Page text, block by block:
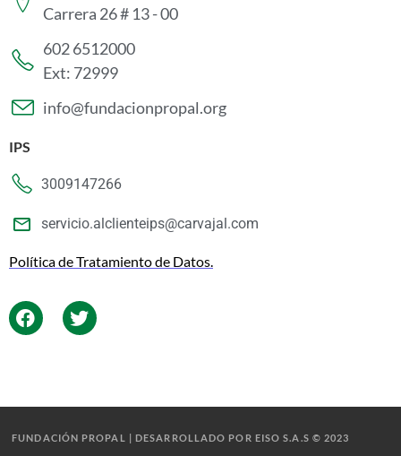
Carrera 26 # 13 - 00
602 6512000
Ext: 72999
info@fundacionpropal.org
IPS
3009147266
servicio.alclienteips@carvajal.com
Política de Tratamiento de Datos.
FUNDACIÓN PROPAL | DESARROLLADO POR EISO S.A.S © 2023